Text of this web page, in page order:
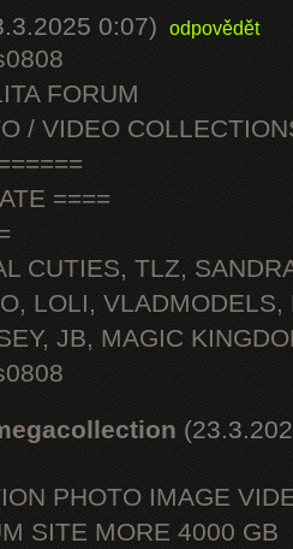
0:07) odpovědět
FORUM
/ VIDEO
====
CUTIES, TLZ,
LOLI, VLADMODELS,
JB, MAGIC
PHOTO IMAGE
SITE MORE 4000 GB